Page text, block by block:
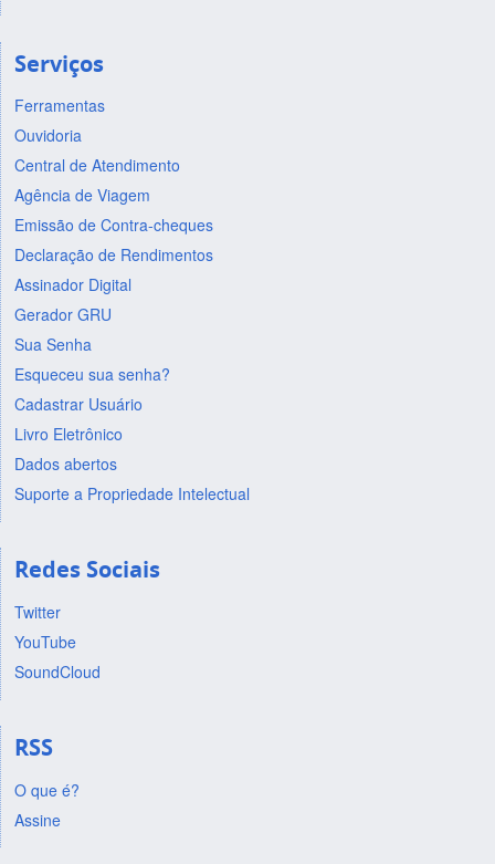
Serviços
Ferramentas
Ouvidoria
Central de Atendimento
Agência de Viagem
Emissão de Contra-cheques
Declaração de Rendimentos
Assinador Digital
Gerador GRU
Sua Senha
Esqueceu sua senha?
Cadastrar Usuário
Livro Eletrônico
Dados abertos
Suporte a Propriedade Intelectual
Redes Sociais
Twitter
YouTube
SoundCloud
RSS
O que é?
Assine